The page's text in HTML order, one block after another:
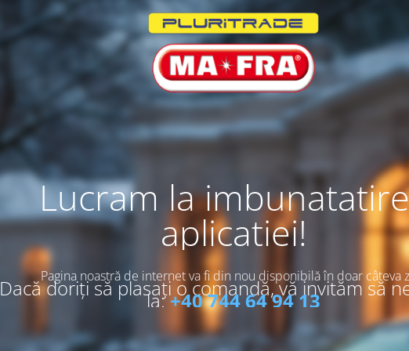
Lucram la
aplicatiei!
Pagina noastră de internet va fi din nou disponibilă în doar câteva
Dacă doriți să plasați o comandă, vă invităm să
la:+40 744 64 94 13